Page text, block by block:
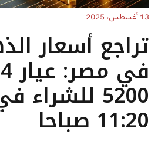
13 أغسطس، 2025
تراجع أسعار
5200
11:20 صباحا